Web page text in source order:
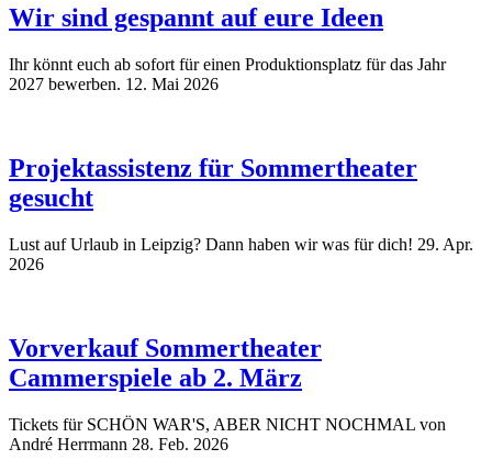
Wir sind gespannt auf eure Ideen
Ihr könnt euch ab sofort für einen Produktionsplatz für das Jahr
2027 bewerben. 12. Mai 2026
Projektassistenz für Sommertheater
gesucht
Lust auf Urlaub in Leipzig? Dann haben wir was für dich! 29. Apr.
2026
Vorverkauf Sommertheater
Cammerspiele ab 2. März
Tickets für SCHÖN WAR'S, ABER NICHT NOCHMAL von
André Herrmann 28. Feb. 2026